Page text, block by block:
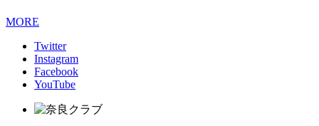
MORE
Twitter
Instagram
Facebook
YouTube